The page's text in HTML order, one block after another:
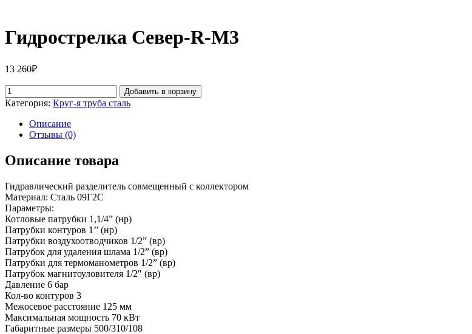
Гидрострелка Север-R-М3
13 260₽
Добавить в корзину
Категория: Круг-я труба сталь
Описание
Отзывы (0)
Описание товара
Гидравлический разделитель совмещенный с коллектором
Материал: Сталь 09Г2С
Параметры:
Котловые патрубки 1,1/4” (нр)
Патрубки контуров 1’’ (нр)
Патрубки воздухоотводчиков 1/2” (вр)
Патрубок для удаления шлама 1/2” (вр)
Патрубки для термоманометров 1/2” (вр)
Патрубок магнитоуловителя 1/2″ (вр)
Давление 6 бар
Кол-во контуров 3
Межосевое расстояние 125 мм
Максимальная мощность 70 кВт
Габаритные размеры 500/310/108